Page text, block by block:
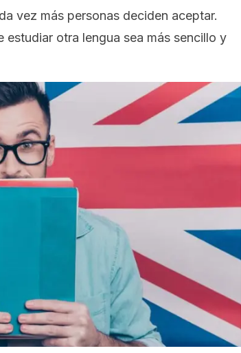
vez más personas deciden aceptar.
estudiar otra lengua sea más sencillo y